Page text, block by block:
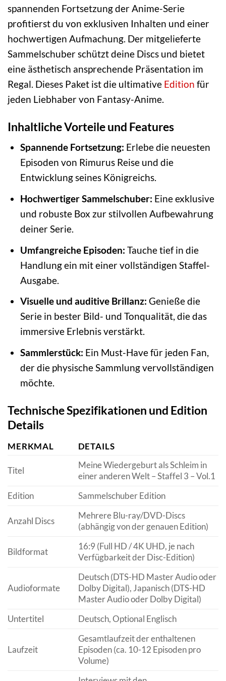
spannenden Fortsetzung der Anime-Serie
profitierst du von exklusiven Inhalten und einer
hochwertigen Aufmachung. Der mitgelieferte
Sammelschuber schützt deine Discs und bietet
eine ästhetisch ansprechende Präsentation im
Regal. Dieses Paket ist die ultimative Edition für
jeden Liebhaber von Fantasy-Anime.
Inhaltliche Vorteile und Features
Spannende Fortsetzung: Erlebe die neuesten
Episoden von Rimurus Reise und die
Entwicklung seines Königreichs.
Hochwertiger Sammelschuber: Eine exklusive
und robuste Box zur stilvollen Aufbewahrung
deiner Serie.
Umfangreiche Episoden: Tauche tief in die
Handlung ein mit einer vollständigen Staffel-
Ausgabe.
Visuelle und auditive Brillanz: Genieße die
Serie in bester Bild- und Tonqualität, die das
immersive Erlebnis verstärkt.
Sammlerstück: Ein Must-Have für jeden Fan,
der die physische Sammlung vervollständigen
möchte.
Technische Spezifikationen und Edition
Details
MERKMAL DETAILS
Titel
Meine Wiedergeburt als Schleim in
einer anderen Welt – Staffel 3 – Vol.1
Edition
Sammelschuber Edition
Anzahl Discs
Mehrere Blu-ray/DVD-Discs
(abhängig von der genauen Edition)
Bildformat
16:9 (Full HD / 4K UHD, je nach
Verfügbarkeit der Disc-Edition)
Audioformate
Deutsch (DTS-HD Master Audio oder
Dolby Digital), Japanisch (DTS-HD
Master Audio oder Dolby Digital)
Untertitel
Deutsch, Optional Englisch
Laufzeit
Gesamtlaufzeit der enthaltenen
Episoden (ca. 10-12 Episoden pro
Volume)